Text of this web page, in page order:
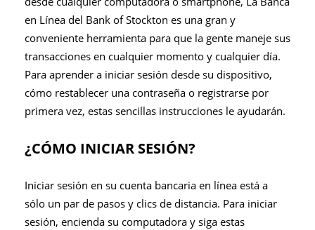
en Línea del Bank of Stockton es una gran y
conveniente herramienta para que la gente maneje sus
transacciones en cualquier momento y cualquier día.
Para aprender a iniciar sesión desde su dispositivo,
cómo restablecer una contraseña o registrarse por
primera vez, estas sencillas instrucciones le ayudarán.
¿CÓMO INICIAR SESIÓN?
Iniciar sesión en su cuenta bancaria en línea está a
sólo un par de pasos y clics de distancia. Para iniciar
sesión, encienda su computadora y siga estas